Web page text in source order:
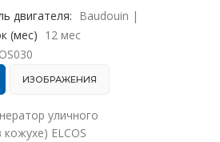
двигателя: Baudouin |
(мес) 12 мес
ИЗОБРАЖЕНИЯ
уличного
ELCOS